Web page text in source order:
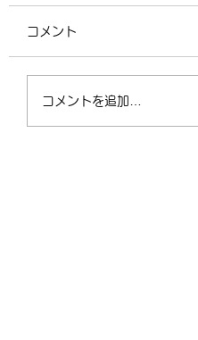
4/2（木）18:30〜
21:00 フリークラ
コメント
コメントを追加…